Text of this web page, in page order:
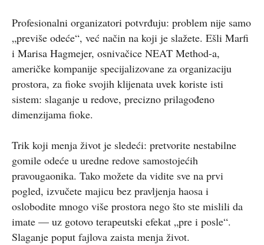
Profesionalni organizatori potvrđuju: problem nije samo
„previše odeće“, već način na koji je slažete. Ešli Marfi
i Marisa Hagmejer, osnivačice NEAT Method-a,
američke kompanije specijalizovane za organizaciju
prostora, za fioke svojih klijenata uvek koriste isti
sistem: slaganje u redove, precizno prilagođeno
dimenzijama fioke.
Trik koji menja život je sledeći: pretvorite nestabilne
gomile odeće u uredne redove samostojećih
pravougaonika. Tako možete da vidite sve na prvi
pogled, izvučete majicu bez pravljenja haosa i
oslobodite mnogo više prostora nego što ste mislili da
imate — uz gotovo terapeutski efekat „pre i posle“.
Slaganje poput fajlova zaista menja život.